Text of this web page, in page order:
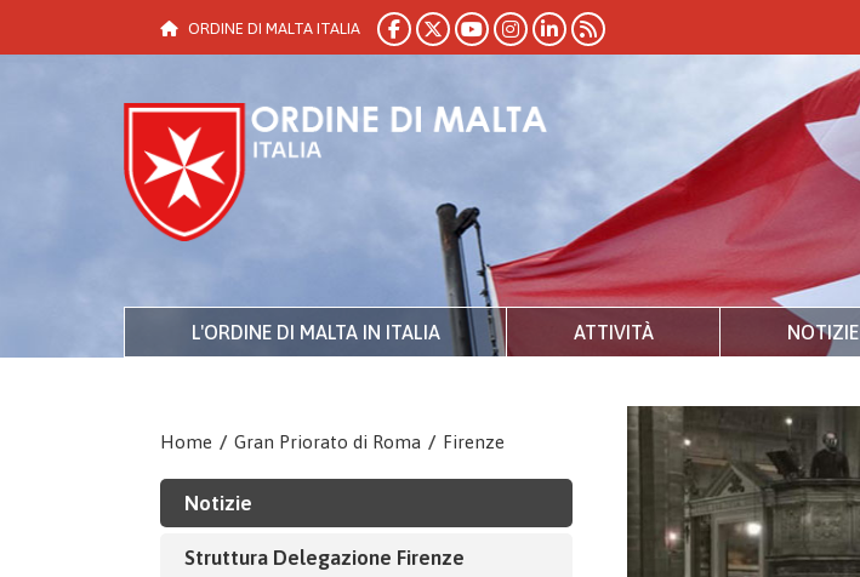
ORDINE DI MALTA ITALIA
L'ORDINE DI MALTA IN ITALIA ATTIVITÀ NOTIZIE
Home / Gran Priorato di Roma / Firenze
Notizie
Struttura Delegazione Firenze